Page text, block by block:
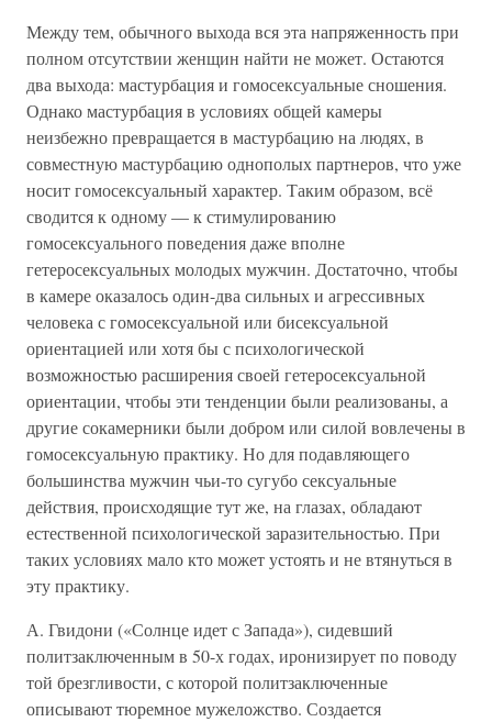
Между тем, обычного выхода вся эта напряженность при
полном отсутствии женщин найти не может. Остаются
два выхода: мастурбация и гомосексуальные сношения.
Однако мастурбация в условиях общей камеры
неизбежно превращается в мастурбацию на людях, в
совместную мастурбацию однополых партнеров, что уже
носит гомосексуальный характер. Таким образом, всё
сводится к одному — к стимулированию
гомосексуального поведения даже вполне
гетеросексуальных молодых мужчин. Достаточно, чтобы
в камере оказалось один-два сильных и агрессивных
человека с гомосексуальной или бисексуальной
ориентацией или хотя бы с психологической
возможностью расширения своей гетеросексуальной
ориентации, чтобы эти тенденции были реализованы, а
другие сокамерники были добром или силой вовлечены в
гомосексуальную практику. Но для подавляющего
большинства мужчин чьи-то сугубо сексуальные
действия, происходящие тут же, на глазах, обладают
естественной психологической заразительностью. При
таких условиях мало кто может устоять и не втянуться в
эту практику.
А. Гвидони («Солнце идет с Запада»), сидевший
политзаключенным в 50-х годах, иронизирует по поводу
той брезгливости, с которой политзаключенные
описывают тюремное мужеложство. Создается